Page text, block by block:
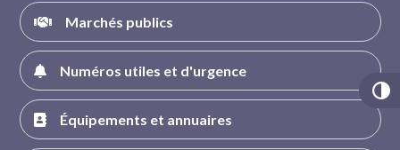
Marchés publics
Numéros utiles et d'urgence
Équipements et annuaires